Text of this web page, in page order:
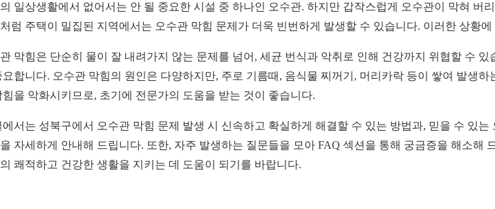
일상생활에서 없어서는 안 될 중요한 시설 중 하나인 오수관. 하지만 갑작스럽게 오수관이 막혀 버
럼 주택이 밀집된 지역에서는 오수관 막힘 문제가 더욱 빈번하게 발생할 수 있습니다. 이러한 상황
막힘은 단순히 물이 잘 내려가지 않는 문제를 넘어, 세균 번식과 악취로 인해 건강까지 위협할 수
요합니다. 오수관 막힘의 원인은 다양하지만, 주로 기름때, 음식물 찌꺼기, 머리카락 등이 쌓여 발생
힘을 악화시키므로, 초기에 전문가의 도움을 받는 것이 좋습니다.
에서는 성북구에서 오수관 막힘 문제 발생 시 신속하고 확실하게 해결할 수 있는 방법과, 믿을 수 있
자세하게 안내해 드립니다. 또한, 자주 발생하는 질문들을 모아 FAQ 섹션을 통해 궁금증을 해소해
쾌적하고 건강한 생활을 지키는 데 도움이 되기를 바랍니다.